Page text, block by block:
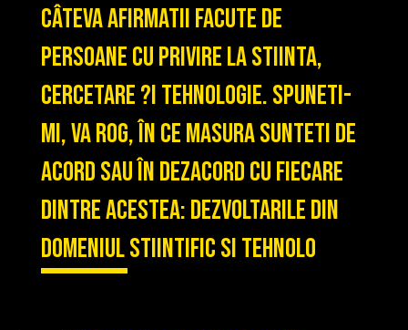
câteva afirmatii facute de
persoane cu privire la stiinta,
cercetare ?i tehnologie. Spuneti-
mi, va rog, în ce masura sunteti de
acord sau în dezacord cu fiecare
dintre acestea: Dezvoltarile din
domeniul stiintific si tehnolo